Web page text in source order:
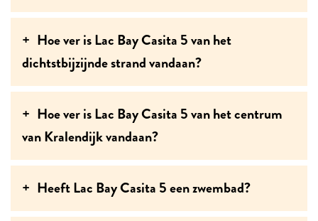
Hoe ver is Lac Bay Casita 5 van het
dichtstbijzijnde strand vandaan?
Hoe ver is Lac Bay Casita 5 van het centrum
van Kralendijk vandaan?
Heeft Lac Bay Casita 5 een zwembad?